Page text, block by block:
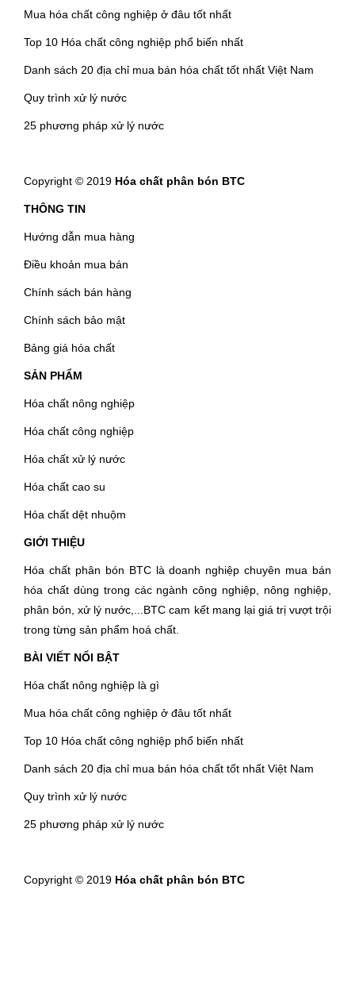
Mua hóa chất công nghiệp ở đâu tốt nhất
Top 10 Hóa chất công nghiệp phổ biến nhất
Danh sách 20 địa chỉ mua bán hóa chất tốt nhất Việt Nam
Quy trình xử lý nước
25 phương pháp xử lý nước
Copyright © 2019 Hóa chất phân bón BTC
THÔNG TIN
Hướng dẫn mua hàng
Điều khoản mua bán
Chính sách bán hàng
Chính sách bảo mật
Bảng giá hóa chất
SẢN PHẨM
Hóa chất nông nghiệp
Hóa chất công nghiệp
Hóa chất xử lý nước
Hóa chất cao su
Hóa chất dệt nhuộm
GIỚI THIỆU
Hóa chất phân bón BTC là doanh nghiệp chuyên mua bán
hóa chất dùng trong các ngành công nghiệp, nông nghiệp,
phân bón, xử lý nước,...BTC cam kết mang lại giá trị vượt trội
trong từng sản phẩm hoá chất.
BÀI VIẾT NỔI BẬT
Hóa chất nông nghiệp là gì
Mua hóa chất công nghiệp ở đâu tốt nhất
Top 10 Hóa chất công nghiệp phổ biến nhất
Danh sách 20 địa chỉ mua bán hóa chất tốt nhất Việt Nam
Quy trình xử lý nước
25 phương pháp xử lý nước
Copyright © 2019 Hóa chất phân bón BTC